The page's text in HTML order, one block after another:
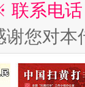
联系电
您对